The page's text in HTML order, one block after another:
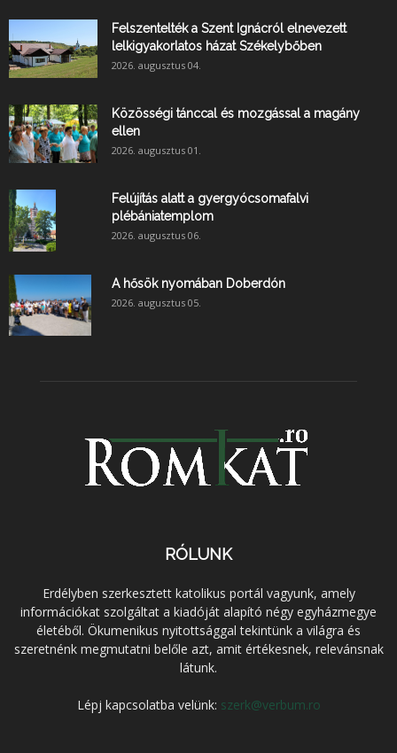
Felszentelték a Szent Ignácról elnevezett
lelkigyakorlatos házat Székelybőben
2026. augusztus 04.
Közösségi tánccal és mozgással a magány
ellen
2026. augusztus 01.
Felújítás alatt a gyergyócsomafalvi
plébániatemplom
2026. augusztus 06.
A hősök nyomában Doberdón
2026. augusztus 05.
RÓLUNK
Erdélyben szerkesztett katolikus portál vagyunk, amely
információkat szolgáltat a kiadóját alapító négy egyházmegye
életéből. Ökumenikus nyitottsággal tekintünk a világra és
szeretnénk megmutatni belőle azt, amit értékesnek, relevánsnak
látunk.
Lépj kapcsolatba velünk: szerk@verbum.ro